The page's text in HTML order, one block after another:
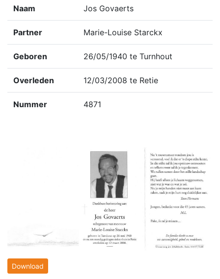
Naam Jos Govaerts
Partner Marie-Louise Starckx
Geboren 26/05/1940 te Turnhout
Overleden 12/03/2008 te Retie
Nummer 4871
Download